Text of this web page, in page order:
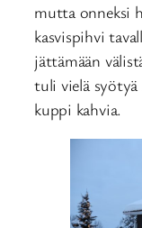
mutta onneksi
kasvispihvi
jättämään
tuli vielä
kuppi kahvia.